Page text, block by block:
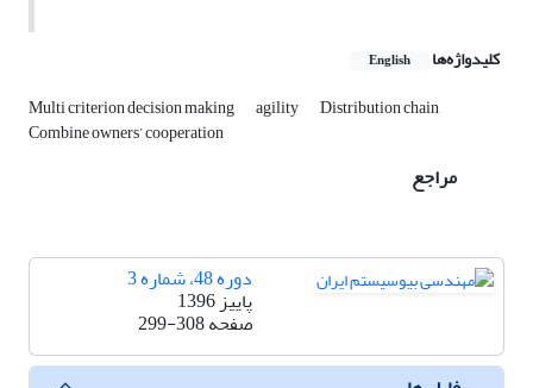
کلیدواژه‌ها English
Multi criterion decision making agility Distribution chain
Combine owners’ cooperation
مراجع
دوره 48، شماره 3
پاییز 1396
صفحه299-308